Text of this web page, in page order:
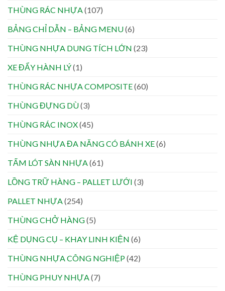
THÙNG RÁC NHỰA(107)
BẢNG CHỈ DẪN – BẢNG MENU(6)
THÙNG NHỰA DUNG TÍCH LỚN (23)
XE ĐẨY HÀNH LÝ(1)
THÙNG RÁC NHỰA COMPOSITE(60)
THÙNG ĐỰNG DÙ(3)
THÙNG RÁC INOX(45)
THÙNG NHỰA ĐA NĂNG CÓ BÁNH XE(6)
TẤM LÓT SÀN NHỰA(61)
LỒNG TRỮ HÀNG – PALLET LƯỚI (3)
PALLET NHỰA(254)
THÙNG CHỞ HÀNG(5)
KỆ DỤNG CỤ – KHAY LINH KIỆN (6)
THÙNG NHỰA CÔNG NGHIỆP(42)
THÙNG PHUY NHỰA(7)